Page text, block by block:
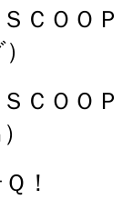
ＣＯＯＰ
ＣＯＯＰ
！